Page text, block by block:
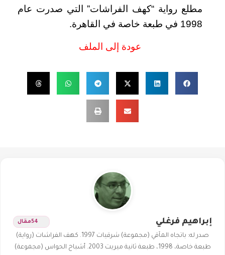
مطلع رواية “كهف الفراشات” التي صدرت عام
1998 في طبعة خاصة في القاهرة.
عودة إلى الملف
إبراهيم فرغلي 54مقال
صدر له: باتجاه المآقي (مجموعة) شرقيات 1997. كهف الفراشات (رواية)
طبعة خاصة، 1998، طبعة ثانية ميريت 2003. أشباح الحواس (مجموعة)